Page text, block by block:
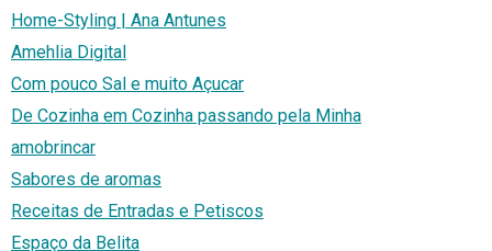
Home-Styling | Ana Antunes
Amehlia Digital
Com pouco Sal e muito Açucar
De Cozinha em Cozinha passando pela Minha
amobrincar
Sabores de aromas
Receitas de Entradas e Petiscos
Espaço da Belita